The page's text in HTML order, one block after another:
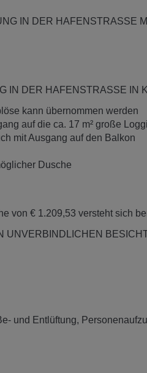
IN DER HAFENSTRASSE IN
kann übernommen werden
auf die ca. 17 m² große
mit Ausgang auf den Balkon
Dusche
von € 1.209,53 versteht sich
UNVERBINDLICHEN
und Entlüftung